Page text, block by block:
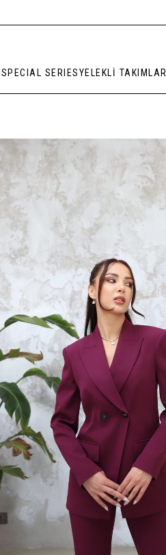
SPECIAL SERIESYELEKLİ TAKIMLAR